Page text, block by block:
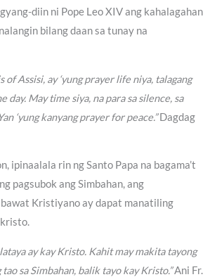
diin ni Pope Leo XIV ang kahalagahan
bilang daan sa tunay na
of Assisi, ay ‘yung prayer life niya, talagang
day. May time siya, na para sa silence, sa
‘yung kanyang prayer for peace.”Dagdag
ipinaalala rin ng Santo Papa na bagama’t
pagsubok ang Simbahan, ang
Kristiyano ay dapat manatiling
ay kay Kristo. Kahit may makita tayong
sa Simbahan, balik tayo kay Kristo.”Ani Fr.